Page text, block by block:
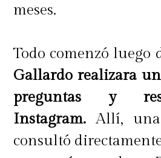
meses.
Todo comenzó luego
Gallardo realizara
preguntas y
Instagram. Allí,
consultó